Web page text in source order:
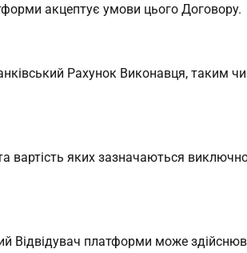
акцептує умови цього Договору.
Рахунок Виконавця, таким
вартість яких зазначаються
Відвідувач платформи може